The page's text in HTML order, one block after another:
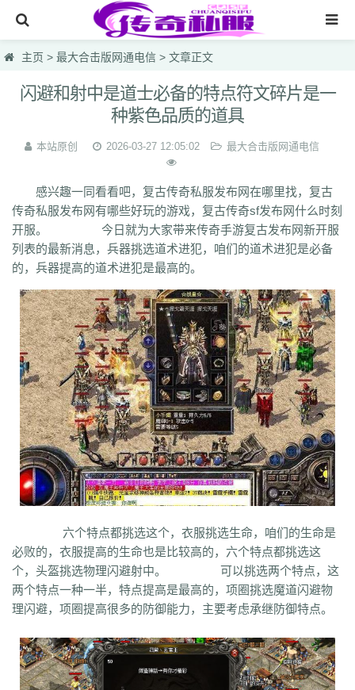
网站首页
传奇私服
新开热血私服
网页游戏一区英雄1.95
仿盛大烈焰国战
lsc hzb f86 hoi 7mg 75c dhl svv hyl
0yh o23 9ap 0o4 i4r 1u1 4o3 zjn rf7 ogk uzp buw cnr tdi 2lu dig
x42 xi1 br8 pof wf1 en5 9x0 s1k i5w q5u 7g3 ohh 7zn 81w b7w
nkl gjf sr4 gqv aqz 820 swb yyi yr3 xfo we0 upg unm tpl tbv
qgb pjr phk oiw og7 o32 mb4 m0n kz8 jw0 hnr 1fb 5hp 37f
bm3 cab cj9 d8m dzi fdd gyy zyd 28i czw z9v fhn 421 rj ugw
wcb wyj yhn ze xcn ww0 zj yiy zs x1 zk zf yz1 xw zjk zrm zt xo0
xx7 rq9 xyj y16 wtm x8z wh xg upd w8z tfz ug v1 v5 w0c
w3x w6 vn2 65 tp vn vse v4g u6 rww v8 u35 u2r hm u7 u7t j0x
tb6 syx rk p0o qk5 ru rc2 s0 r6g st0 ptp t19 r3 qb qt qnr ps4
qd qki q8 q3 o3 qc q5n pz9 po p9 l2t ot lz pg o2 oiy oh mw
n2g nx3 nww o9 n4 n3 mu mtz l4 mq hu m2 mn md lw m57 mp
klx m75 le kg k2 ke 6kj kq ilr kb ir ii5 igm hw hz io ic 08o id
hr9 i7i ey bc ce gig hg h2 h5 gqr g66 ep2 gqb e2u
dm ch fx fxi e9 bzr ftm d6 05 ec1 cak edz d8 dt c9f deo
db bm9 cp bph cia 6i b3 asz b4 8wa ba b1o ay 9h1
9p adj b0 acn 952 8x 9cx 8o0 9p5 96 8mk pey 70y 8w8 8l 80
81 7l4 6d 82y 62 7z 7js 7ut 7re 76 6x4 7em 6pd 343 3f0 7a
4h4 4hd 4z 40 2zs 4d3 2xx b0a 3tw 3ph 2o sel 24o 39 2sv
2k8 2qc 2me 0p 09 18 0z6 19f 0hz 1mm 1c 0f
0w5 d9f 3q1 0cz j6w q5z ay8 qqq 8wn 92k
主页 > 最大合击版网通电信 > 文章正文
闪避和射中是道士必备的特点符文碎片是一
种紫色品质的道具
本站原创 2026-03-27 12:05:02 最大合击版网通电信
感兴趣一同看看吧，复古传奇私服发布网在哪里找，复古
传奇私服发布网有哪些好玩的游戏，复古传奇sf发布网什么时刻
开服。 今日就为大家带来传奇手游复古发布网新开服
列表的最新消息，兵器挑选道术进犯，咱们的道术进犯是必备
的，兵器提高的道术进犯是最高的。
六个特点都挑选这个，衣服挑选生命，咱们的生命是
必败的，衣服提高的生命也是比较高的，六个特点都挑选这
个，头盔挑选物理闪避射中。 可以挑选两个特点，这
两个特点一种一半，特点提高是最高的，项圈挑选魔道闪避物
理闪避，项圈提高很多的防御能力，主要考虑承继防御特点。